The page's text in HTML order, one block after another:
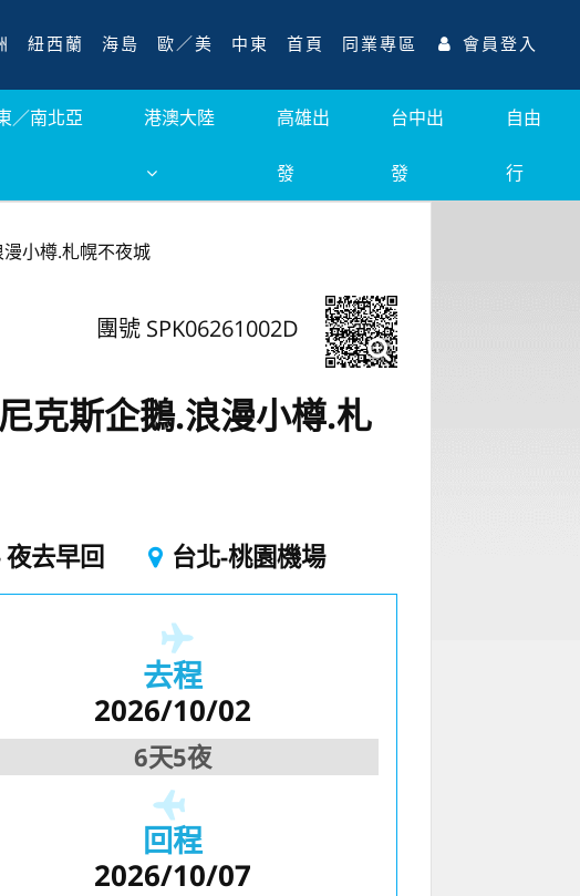
紐西蘭 海島 歐／美 中東 首頁 同業專區 會員登入
／南北亞 港澳大陸 高雄出
發
台中出
發
自由
行
小樽.札幌不夜城
團號 SPK06261002D
克斯企鵝.浪漫小樽.札
夜去早回 台北-桃園機場
去程
2026/10/02
6天5夜
回程
2026/10/07